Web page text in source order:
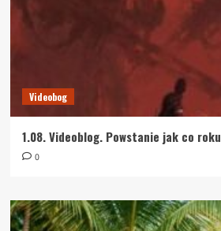
Videobog
1.08. Videoblog. Powstanie jak co roku
0